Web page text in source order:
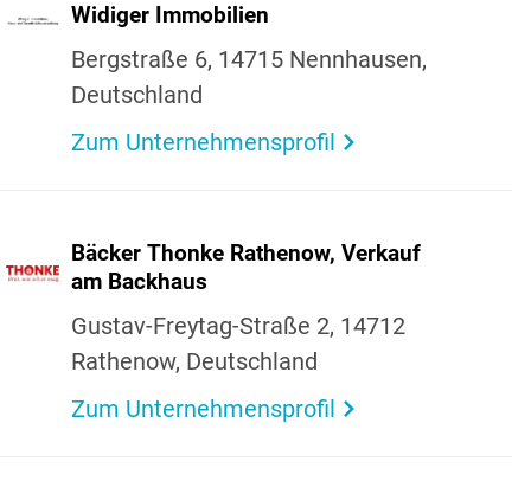
Widiger Immo­bi­lien
Berg­straße 6, 14715 Nenn­hausen,
Deutsch­land
Zum Unternehmensprofil
Bäcker Thonke Rathenow, Verkauf
am Back­haus
Gustav-Freytag-Straße 2, 14712
Rathenow, Deutsch­land
Zum Unternehmensprofil